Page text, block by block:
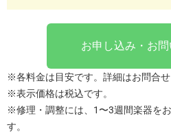
お申し込み・お
※各料金は目安です。詳細はお問合せ
※表示価格は税込です。
※修理・調整には、1〜3週間楽器を
す。